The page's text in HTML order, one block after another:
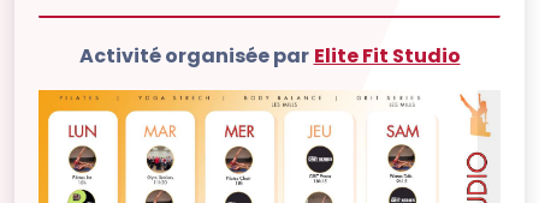
Activité organisée par Elite Fit Studio